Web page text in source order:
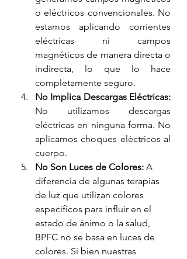
o eléctricos convencionales. No
estamos aplicando corrientes
eléctricas ni campos
magnéticos de manera directa o
indirecta, lo que lo hace
completamente seguro.
No Implica Descargas Eléctricas:
No utilizamos descargas
eléctricas en ninguna forma. No
aplicamos choques eléctricos al
cuerpo.
No Son Luces de Colores: A
diferencia de algunas terapias
de luz que utilizan colores
específicos para influir en el
estado de ánimo o la salud,
BPFC no se basa en luces de
colores. Si bien nuestras